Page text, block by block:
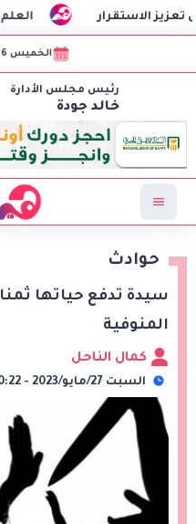
العلم يحسم موطن
الخميس 06 أغسطس 2026
رئيس مجلس الأدارة
خالد جودة
حوادث
سيدة تدفع حياتها
المنوفية
كمال الناحل
السبت 27/مايو/2023 - 10:22 م